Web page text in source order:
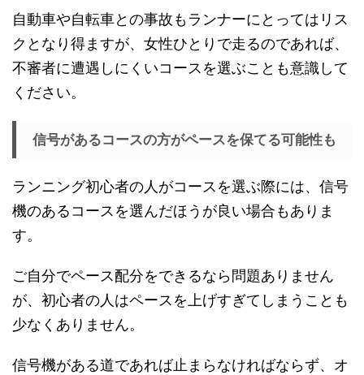
自動車や自転車との事故もランナーにとってはリス
クとなり得ますが、女性ひとりで走るのであれば、
不審者に遭遇しにくいコースを選ぶことも意識して
ください。
信号があるコースの方がペースを保てる可能性も
ランニング初心者の人がコースを選ぶ際には、信号
機のあるコースを選んだほうが良い場合もありま
す。
ご自分でペース配分をできるなら問題ありません
が、初心者の人はペースを上げすぎてしまうことも
少なくありません。
信号機がある道であれば止まらなければならず、オ